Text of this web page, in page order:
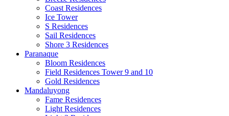
Coast Residences
Ice Tower
S Residences
Sail Residences
Shore 3 Residences
Paranaque
Bloom Residences
Field Residences Tower 9 and 10
Gold Residences
Mandaluyong
Fame Residences
Light Residences